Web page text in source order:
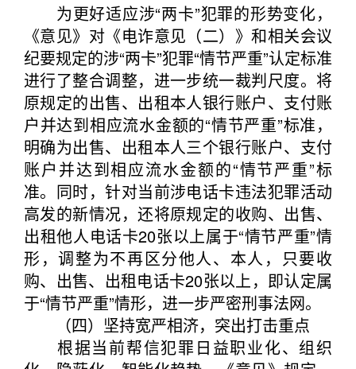
为更好适应涉“两卡”犯罪的形势变化，
《意见》对《电诈意见（二）》和相关会议
纪要规定的涉“两卡”犯罪“情节严重”认定标准
进行了整合调整，进一步统一裁判尺度。将
原规定的出售、出租本人银行账户、支付账
户并达到相应流水金额的“情节严重”标准，
明确为出售、出租本人三个银行账户、支付
账户并达到相应流水金额的“情节严重”标
准。同时，针对当前涉电话卡违法犯罪活动
高发的新情况，还将原规定的收购、出售、
出租他人电话卡20张以上属于“情节严重”情
形，调整为不再区分他人、本人，只要收
购、出售、出租电话卡20张以上，即认定属
于“情节严重”情形，进一步严密刑事法网。
（四）坚持宽严相济，突出打击重点
根据当前帮信犯罪日益职业化、组织